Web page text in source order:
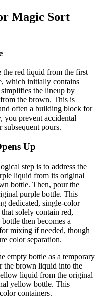
Magic Sort
the red liquid from the first
which initially contains
the lineup by
the brown. This is
often a building block for
you prevent accidental
pours.
Up
step is to address the
liquid from its original
bottle. Then, pour the
purple bottle. This
dedicated, single-color
solely contain red,
then becomes a
mixing if needed, though
color separation.
empty bottle as a temporary
the brown liquid into the
liquid from the original
yellow bottle. This
containers.